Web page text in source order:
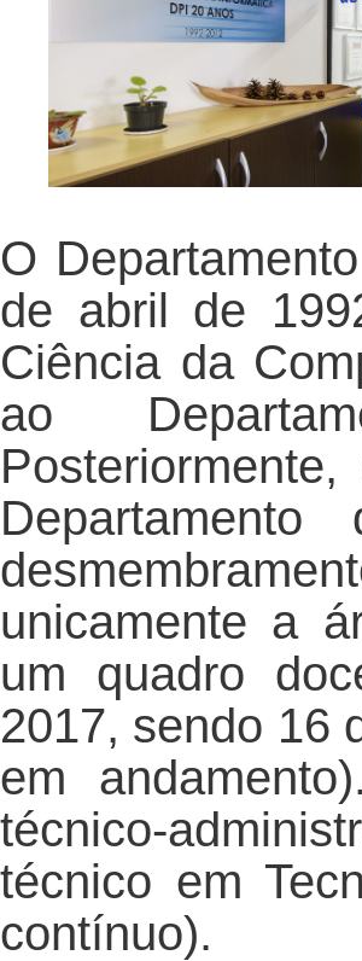
O
de abril de
Ciência da
ao
unicamente a
um quadro
2017, sendo 16
em
técnico-
técnico em
contínuo).